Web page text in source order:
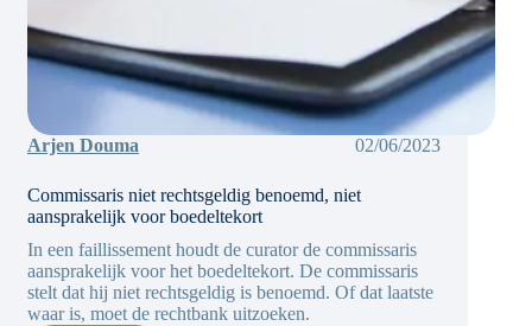
Arjen Douma 02/06/2023
Commissaris niet rechtsgeldig benoemd, niet
aansprakelijk voor boedeltekort
In een faillissement houdt de curator de commissaris
aansprakelijk voor het boedeltekort. De commissaris
stelt dat hij niet rechtsgeldig is benoemd. Of dat laatste
waar is, moet de rechtbank uitzoeken.